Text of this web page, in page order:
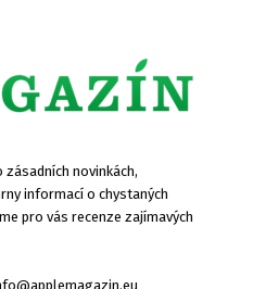
novinkách,
informací o chystaných
pro vás recenze zajímavých